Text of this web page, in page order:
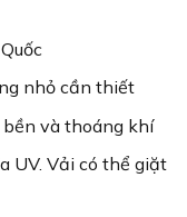
nhỏ cần thiết
và thoáng khí
UV. Vải có thể giặt